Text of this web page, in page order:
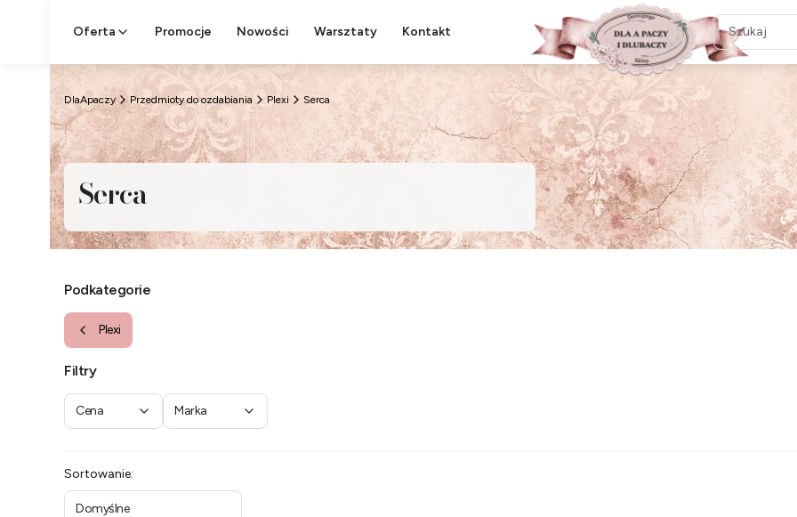
Oferta Promocje Nowości Warsztaty Kontakt
DlaApaczy Przedmioty do ozdabiania Plexi Serca
Serca
Podkategorie
Plexi
Filtry
Cena Marka
Lista produktów
Sortowanie:
Domyślne